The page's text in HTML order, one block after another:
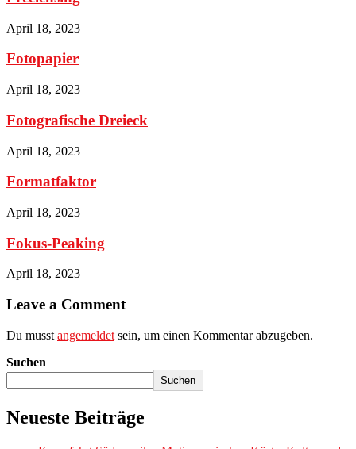
April 18, 2023
Fotopapier
April 18, 2023
Fotografische Dreieck
April 18, 2023
Formatfaktor
April 18, 2023
Fokus-Peaking
April 18, 2023
Leave a Comment
Du musst angemeldet sein, um einen Kommentar abzugeben.
Suchen
Suchen
Neueste Beiträge